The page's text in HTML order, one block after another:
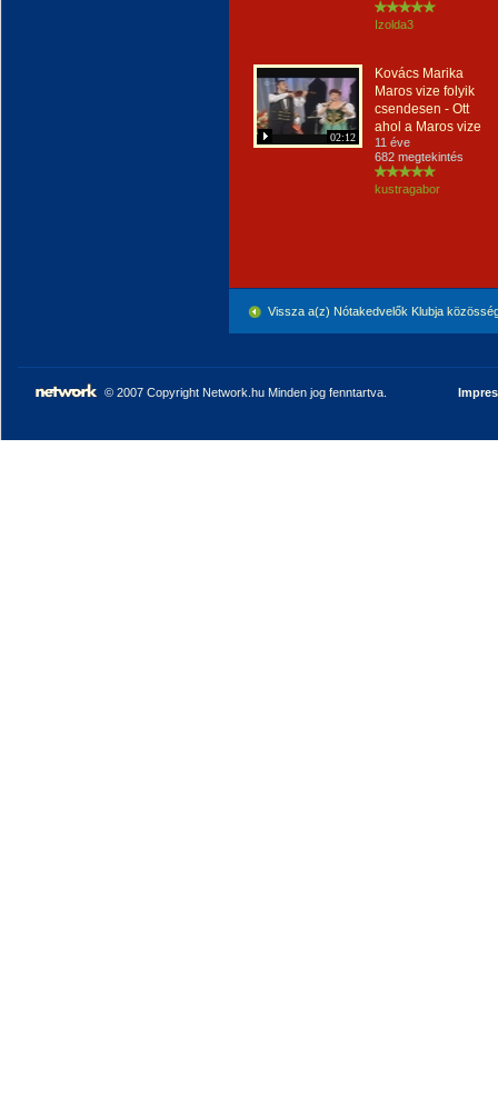
Izolda3
02:12
Kovács Marika
Maros vize folyik
csendesen - Ott
ahol a Maros vize
11 éve
682 megtekintés
kustragabor
Vissza a(z) Nótakedvelők Klubja
© 2007 Copyright Network.hu Minden jog fenntartva.